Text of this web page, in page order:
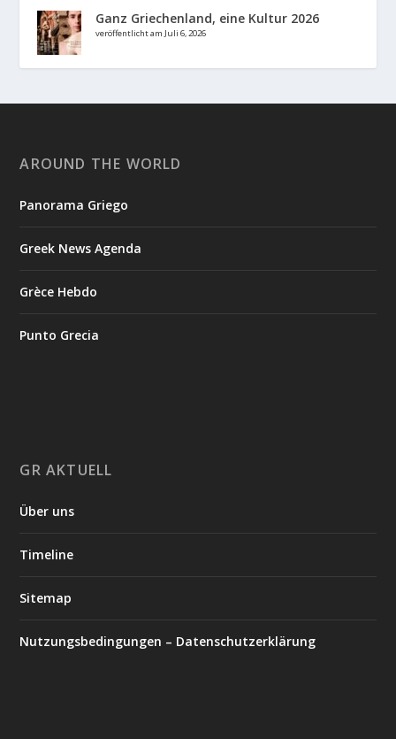
Ganz Griechenland, eine Kultur 2026
veröffentlicht am Juli 6, 2026
AROUND THE WORLD
Panorama Griego
Greek News Agenda
Grèce Hebdo
Punto Grecia
GR AKTUELL
Über uns
Timeline
Sitemap
Nutzungsbedingungen – Datenschutzerklärung